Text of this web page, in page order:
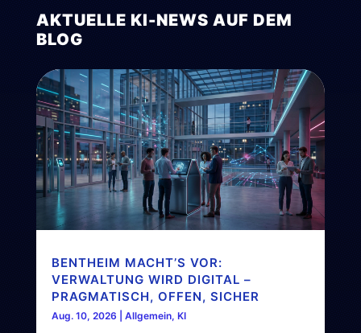
AKTUELLE KI-NEWS AUF DEM
BLOG
BENTHEIM MACHT’S VOR:
VERWALTUNG WIRD DIGITAL –
PRAGMATISCH, OFFEN, SICHER
Aug. 10, 2026 Allgemein, KI